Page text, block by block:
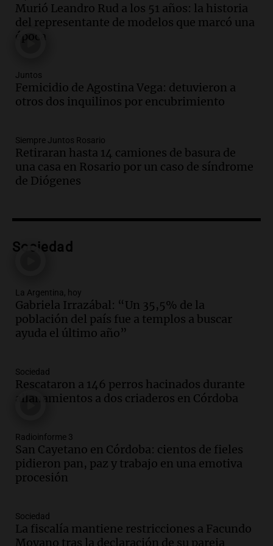
Episodios
Audio.Media sanción a la ley de
inviolabilidad: un avance para
Episodios
Audio.Promocionan cortes de cerdo
Viva la Radio Rosario
Episodios
Audio.
Episodios
Audio.
Panorama Federal
Episodios
Audio. Controversia en el peronismo
mendocino por ausencia de senadora
Episodios
Audio.Mateo Bouniba, joven de Villa
María, necesita un trasplante de médula
Panorama Federal
Episodios
Audio.
Fieles celebran a San Cayetano
Episodios
Audio.Día Internacional de la Cerveza:
Murió Leandro Rud a los 51 años: la historia
del representante de modelos que marcó una
época
Juntos
Femicidio de Agostina Vega: detuvieron a
otros dos inquilinos por encubrimiento
Siempre Juntos Rosario
Retiraran hasta 14 camiones de basura de
una casa en Rosario por un caso de síndrome
de Diógenes
Sociedad
La Argentina, hoy
Gabriela Irrazábal: “Un 35,5% de la
población del país fue a templos a buscar
ayuda el último año”
Sociedad
Rescataron a 146 perros hacinados durante
allanamientos a dos criaderos en Córdoba
Radioinforme 3
San Cayetano en Córdoba: cientos de fieles
pidieron pan, paz y trabajo en una emotiva
procesión
Sociedad
La fiscalía mantiene restricciones a Facundo
Moyano tras la declaración de su pareja